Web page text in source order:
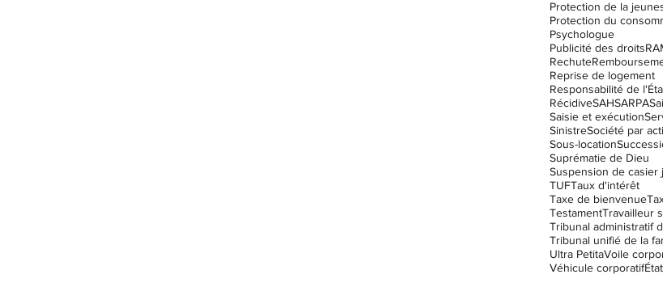
Protection de la
Protection du
Psychologue
Publicité des droits
Rechute
Reprise de logement
Responsabilité de
RécidiveSAHSARPA
Saisie et exécution
SinistreSociété par
Sous-location
Suprématie de Dieu
TUFTaux d'intérêt
Taxe de bienvenue
TestamentTravailleur
Tribunal unifié de la
Ultra PetitaVoile
Véhicule corporatifÉtat